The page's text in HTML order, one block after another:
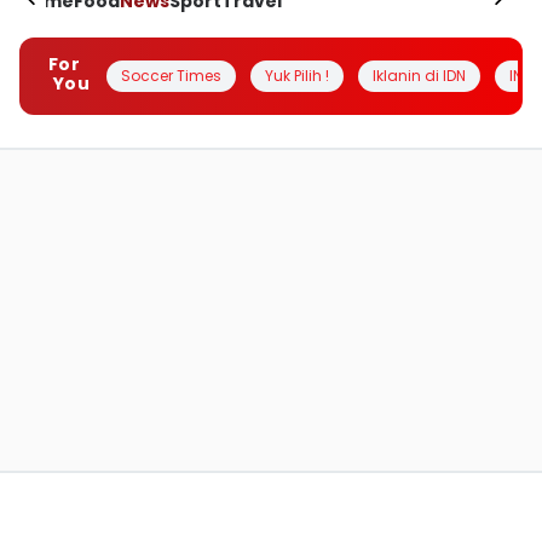
For
You
Soccer Times Yuk Pilih ! Iklanin di IDN